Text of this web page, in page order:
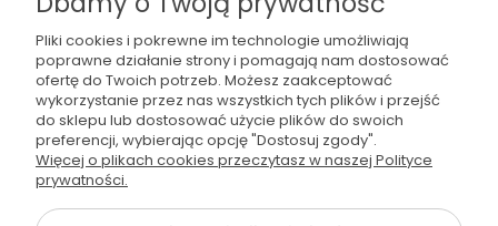
7/9/2025
0
1
Elżbieta zweryfikowano
5
Delikatnie gazowana, świetna do wszystkich
posiłków
6/3/2025
Pliki cookies i pokrewne im technologie umożliwiają
poprawne działanie strony i pomagają nam dostosować
ofertę do Twoich potrzeb. Możesz zaakceptować
wykorzystanie przez nas wszystkich tych plików i przejść
do sklepu lub dostosować użycie plików do swoich
preferencji, wybierając opcję "Dostosuj zgody".
Więcej o plikach cookies przeczytasz w naszej Polityce
prywatności.